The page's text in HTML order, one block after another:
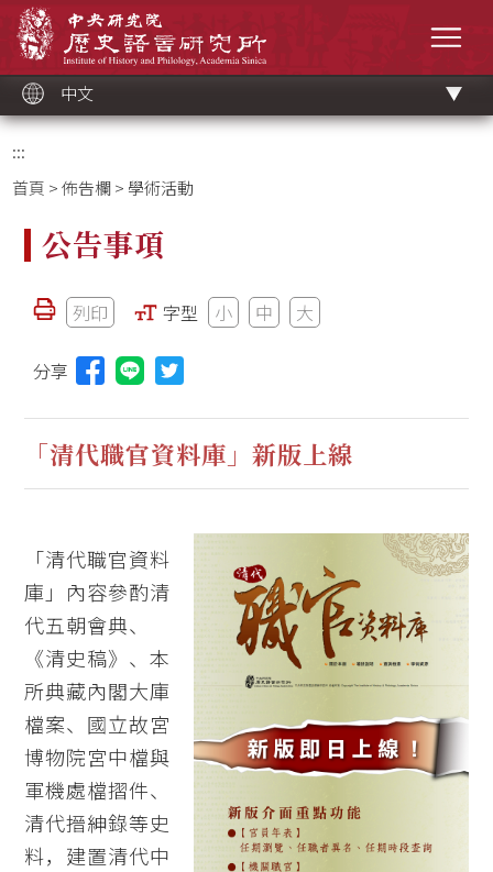
中文
:::
首頁 >佈告欄> 學術活動
公告事項
列印 字型 小 中 大
分享 分享本頁至Line(另開視窗)
「清代職官資料庫」新版上線
「清代職官資料
庫」內容參酌清
代五朝會典、
《清史稿》、本
所典藏內閣大庫
檔案、國立故宮
博物院宮中檔與
軍機處檔摺件、
清代搢紳錄等史
料，建置清代中